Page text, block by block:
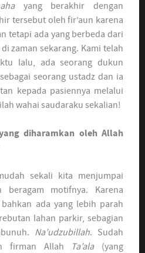
yang berakhir dengan
tersebut oleh fir’aun karena
tetapi ada yang berbeda dari
zaman sekarang. Kami telah
lalu, ada seorang dukun
seorang ustadz dan ia
kepada pasiennya melalui
wahai saudaraku sekalian!
diharamkan oleh Allah
sekali kita menjumpai
beragam motifnya. Karena
ada yang lebih parah
lahan parkir, sebagian
Na’udzubillah. Sudah
firman Allah
Ta’ala (yang